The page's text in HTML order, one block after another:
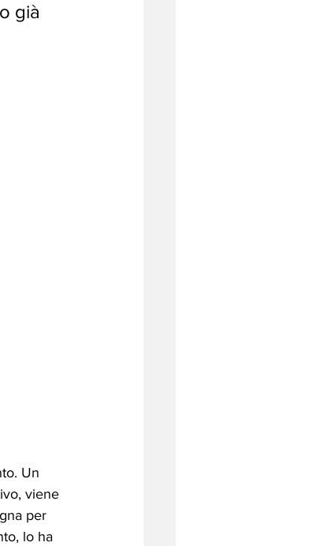
già
Un
viene
per
lo ha